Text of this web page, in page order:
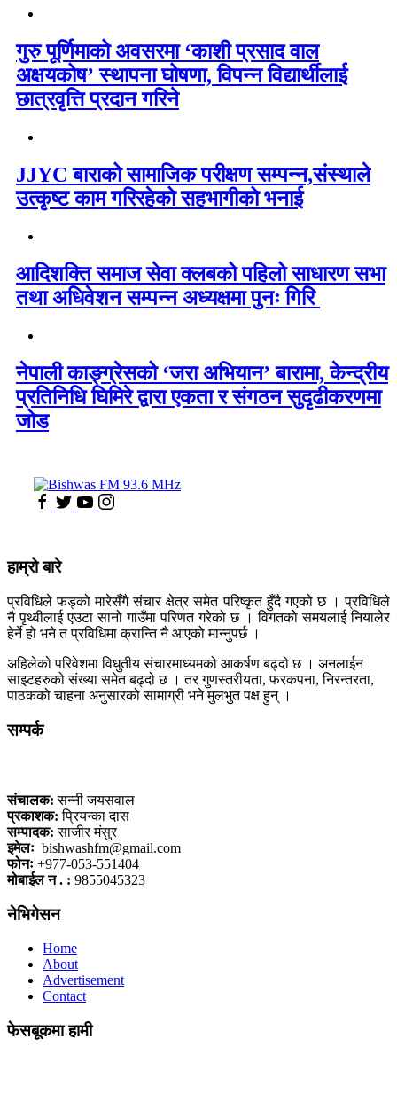
गुरु पूर्णिमाको अवसरमा ‘काशी प्रसाद वाल
अक्षयकोष’ स्थापना घोषणा, विपन्न विद्यार्थीलाई
छात्रवृत्ति प्रदान गरिने
JJYC बाराको सामाजिक परीक्षण सम्पन्न,संस्थाले
उत्कृष्ट काम गरिरहेको सहभागीको भनाई
आदिशक्ति समाज सेवा क्लबको पहिलो साधारण सभा
तथा अधिवेशन सम्पन्न अध्यक्षमा पुनः गिरि
नेपाली काङ्ग्रेसको ‘जरा अभियान’ बारामा, केन्द्रीय
प्रतिनिधि घिमिरे द्वारा एकता र संगठन सुदृढीकरणमा
जोड
हाम्रो बारे
प्रविधिले फड्को मारेसँगै संचार क्षेत्र समेत परिष्कृत हुँदै गएको छ । प्रविधिले
नै पृथ्वीलाई एउटा सानो गाउँमा परिणत गरेको छ । विगतको समयलाई नियालेर
हेर्ने हो भने त प्रविधिमा क्रान्ति नै आएको मान्नुपर्छ ।
अहिलेको परिवेशमा विधुतीय संचारमाध्यमको आकर्षण बढ्दो छ । अनलाईन
साइटहरुको संख्या समेत बढ्दो छ । तर गुणस्तरीयता, फरकपना, निरन्तरता,
पाठकको चाहना अनुसारको सामाग्री भने मुलभुत पक्ष हुन् ।
सम्पर्क
संचालक: सन्नी जयसवाल
प्रकाशक: प्रियन्का दास
सम्पादक: साजीर मंसुर
इमेलः bishwashfm@gmail.com
फोनः +977-053-551404
मोबाईल न . : 9855045323
नेभिगेसन
Home
About
Advertisement
Contact
फेसबूकमा हामी